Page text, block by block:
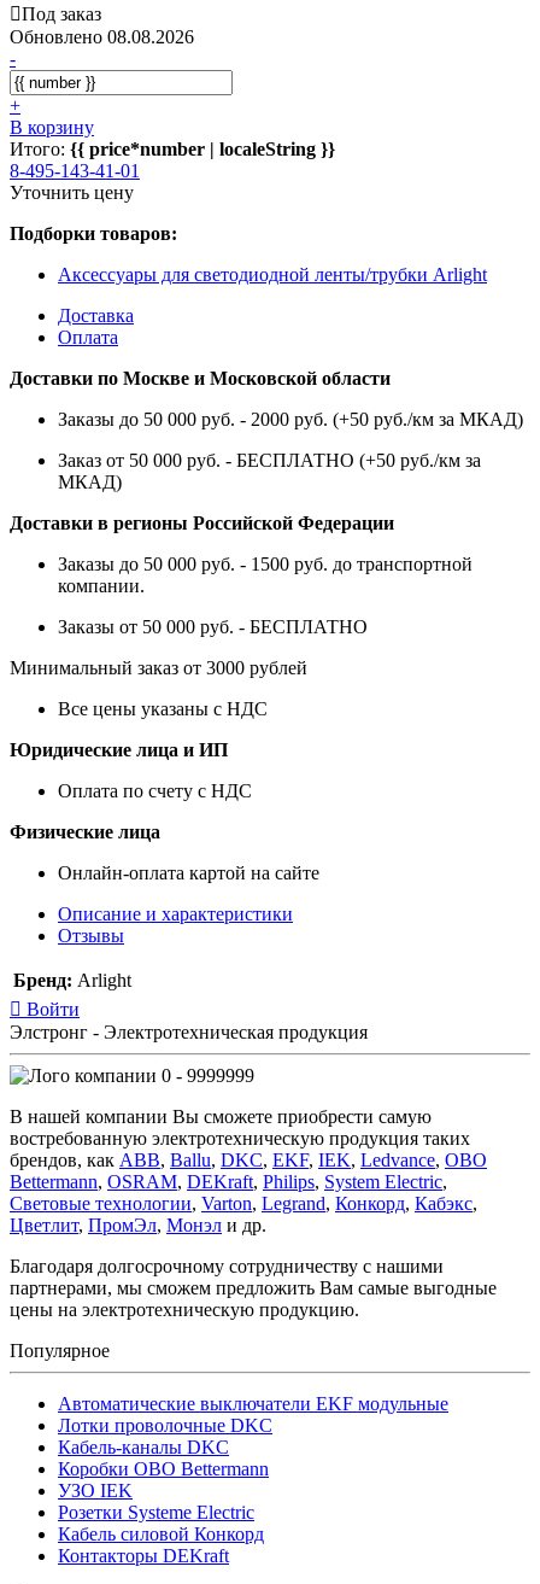
Под заказ
Обновлено 08.08.2026
-
+
В корзину
Итого: {{ price*number | localeString }}
8-495-143-41-01
Уточнить цену
Подборки товаров:
Аксессуары для светодиодной ленты/трубки Arlight
Доставка
Оплата
Доставки по Москве и Московской области
Заказы до 50 000 руб. - 2000 руб. (+50 руб./км за МКАД)
Заказ от 50 000 руб. - БЕСПЛАТНО (+50 руб./км за
МКАД)
Доставки в регионы Российской Федерации
Заказы до 50 000 руб. - 1500 руб. до транспортной
компании.
Заказы от 50 000 руб. - БЕСПЛАТНО
Минимальный заказ от 3000 рублей
Все цены указаны с НДС
Юридические лица и ИП
Оплата по счету с НДС
Физические лица
Онлайн-оплата картой на сайте
Описание и характеристики
Отзывы
Бренд: Arlight
Войти
Элстронг - Электротехническая продукция
0 - 9999999
В нашей компании Вы сможете приобрести самую
востребованную электротехническую продукция таких
брендов, как ABB, Ballu, DKC, EKF, IEK, Ledvance, OBO
Bettermann, OSRAM, DEKraft, Philips, System Electric,
Световые технологии, Varton, Legrand, Конкорд, Кабэкс,
Цветлит, ПромЭл, Монэл и др.
Благодаря долгосрочному сотрудничеству с нашими
партнерами, мы сможем предложить Вам самые выгодные
цены на электротехническую продукцию.
Популярное
Автоматические выключатели EKF модульные
Лотки проволочные DKC
Кабель-каналы DKC
Коробки OBO Bettermann
УЗО IEK
Розетки Systeme Electric
Кабель силовой Конкорд
Контакторы DEKraft